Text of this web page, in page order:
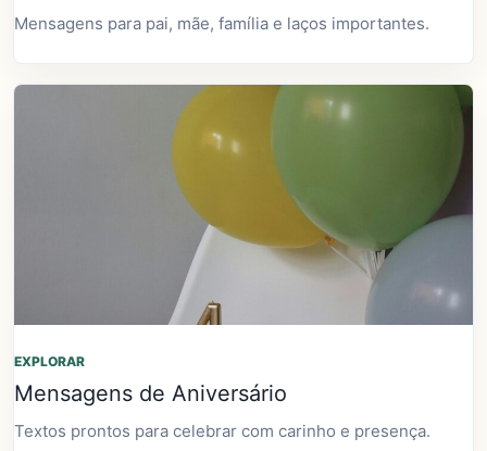
Mensagens para pai, mãe, família e laços importantes.
EXPLORAR
Mensagens de Aniversário
Textos prontos para celebrar com carinho e presença.